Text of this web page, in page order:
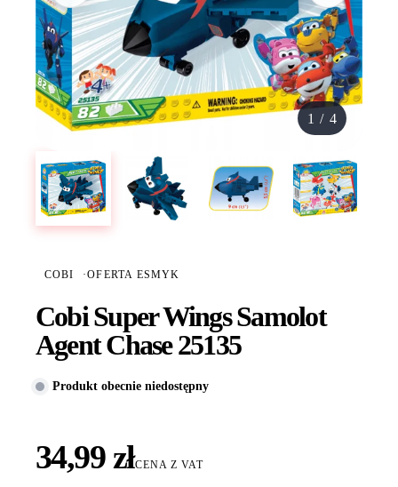
1 / 4
COBI ·OFERTA ESMYK
Cobi Super Wings Samolot
Agent Chase 25135
Produkt obecnie niedostępny
34,99 złCENA Z VAT